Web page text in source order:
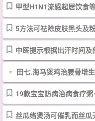
5方法可祛除皮肤黑头及